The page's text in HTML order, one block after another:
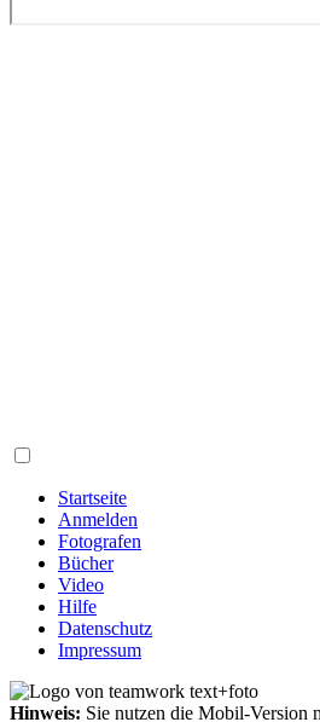
Startseite
Anmelden
Fotografen
Bücher
Video
Hilfe
Datenschutz
Impressum
Hinweis: Sie nutzen die Mobil-Version